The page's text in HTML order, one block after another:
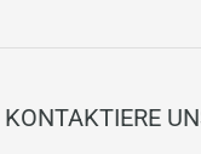
KONTAKTIERE